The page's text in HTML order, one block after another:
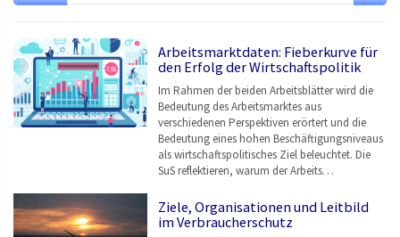
Arbeitsmarktdaten: Fieberkurve für
den Erfolg der Wirtschaftspolitik
Im Rahmen der beiden Arbeitsblätter wird die
Bedeutung des Arbeitsmarktes aus
verschiedenen Perspektiven erörtert und die
Bedeutung eines hohen Beschäftigungsniveaus
als wirtschaftspolitisches Ziel beleuchtet. Die
SuS reflektieren, warum der Arbeits…
Ziele, Organisationen und Leitbild
im Verbraucherschutz